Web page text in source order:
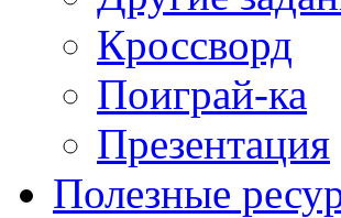
Кроссворд
Поиграй-ка
Презентация
Полезные